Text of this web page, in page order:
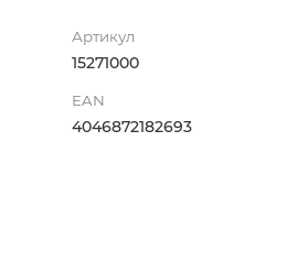
Артикул
15271000
EAN
4046872182693